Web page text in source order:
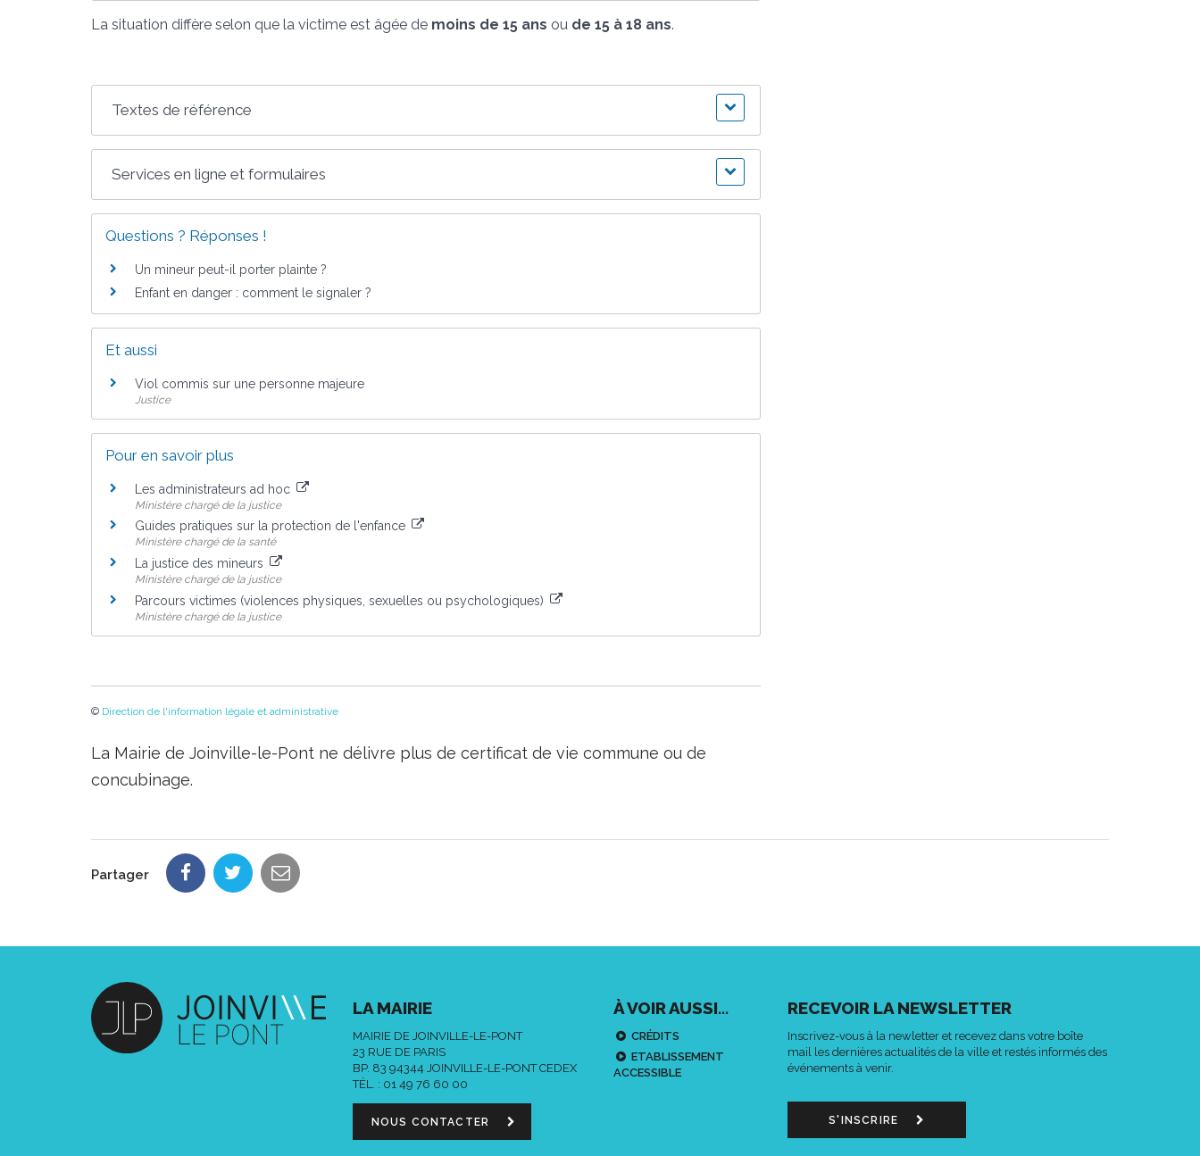
La situation diffère selon que la victime est âgée de moins de 15 ans ou de 15 à 18 ans.
Textes de référence
Services en ligne et formulaires
Questions ? Réponses !
Un mineur peut-il porter plainte ?
Enfant en danger : comment le signaler ?
Et aussi
Viol commis sur une personne majeure
Justice
Pour en savoir plus
Les administrateurs ad hoc
Ministère chargé de la justice
Guides pratiques sur la protection de l'enfance
Ministère chargé de la santé
La justice des mineurs
Ministère chargé de la justice
Parcours victimes (violences physiques, sexuelles ou psychologiques)
Ministère chargé de la justice
© Direction de l'information légale et administrative
La Mairie de Joinville-le-Pont ne délivre plus de certificat de vie commune ou de
concubinage.
Partager
LA MAIRIE
MAIRIE DE JOINVILLE-LE-PONT
23 RUE DE PARIS
BP. 83 94344 JOINVILLE-LE-PONT CEDEX
TÉL. : 01 49 76 60 00
NOUS CONTACTER
À VOIR AUSSI...
CRÉDITS
ETABLISSEMENT
ACCESSIBLE
RECEVOIR LA NEWSLETTER
Inscrivez-vous à la newletter et recevez dans votre boîte
mail les dernières actualités de la ville et restés informés des
événements à venir.
S'INSCRIRE